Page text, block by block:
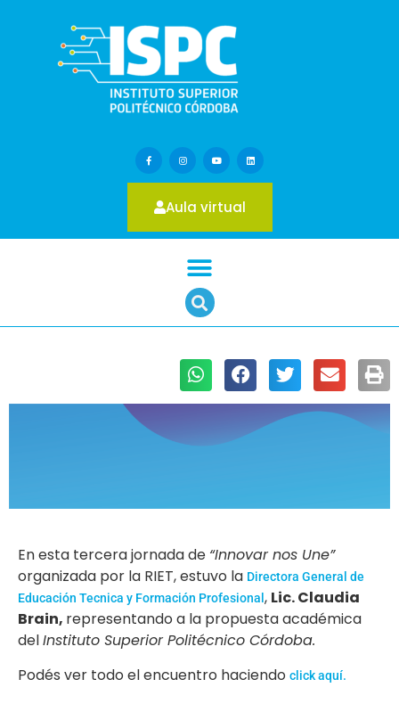
Aula virtual
En esta tercera jornada de “Innovar nos Une”
organizada por la RIET, estuvo la Directora General de
Educación Tecnica y Formación Profesional , Lic. Claudia
Brain, representando a la propuesta académica
delInstituto Superior Politécnico Córdoba.
Podés ver todo el encuentro haciendo click aquí.